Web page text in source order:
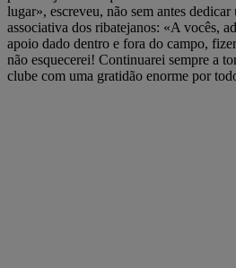
lugar», escreveu, não sem antes dedicar
associativa dos ribatejanos: «A vocês,
apoio dado dentro e fora do campo,
não esquecerei! Continuarei sempre a
clube com uma gratidão enorme por